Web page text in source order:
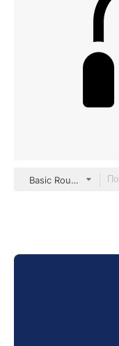
Basic Rounded Filled